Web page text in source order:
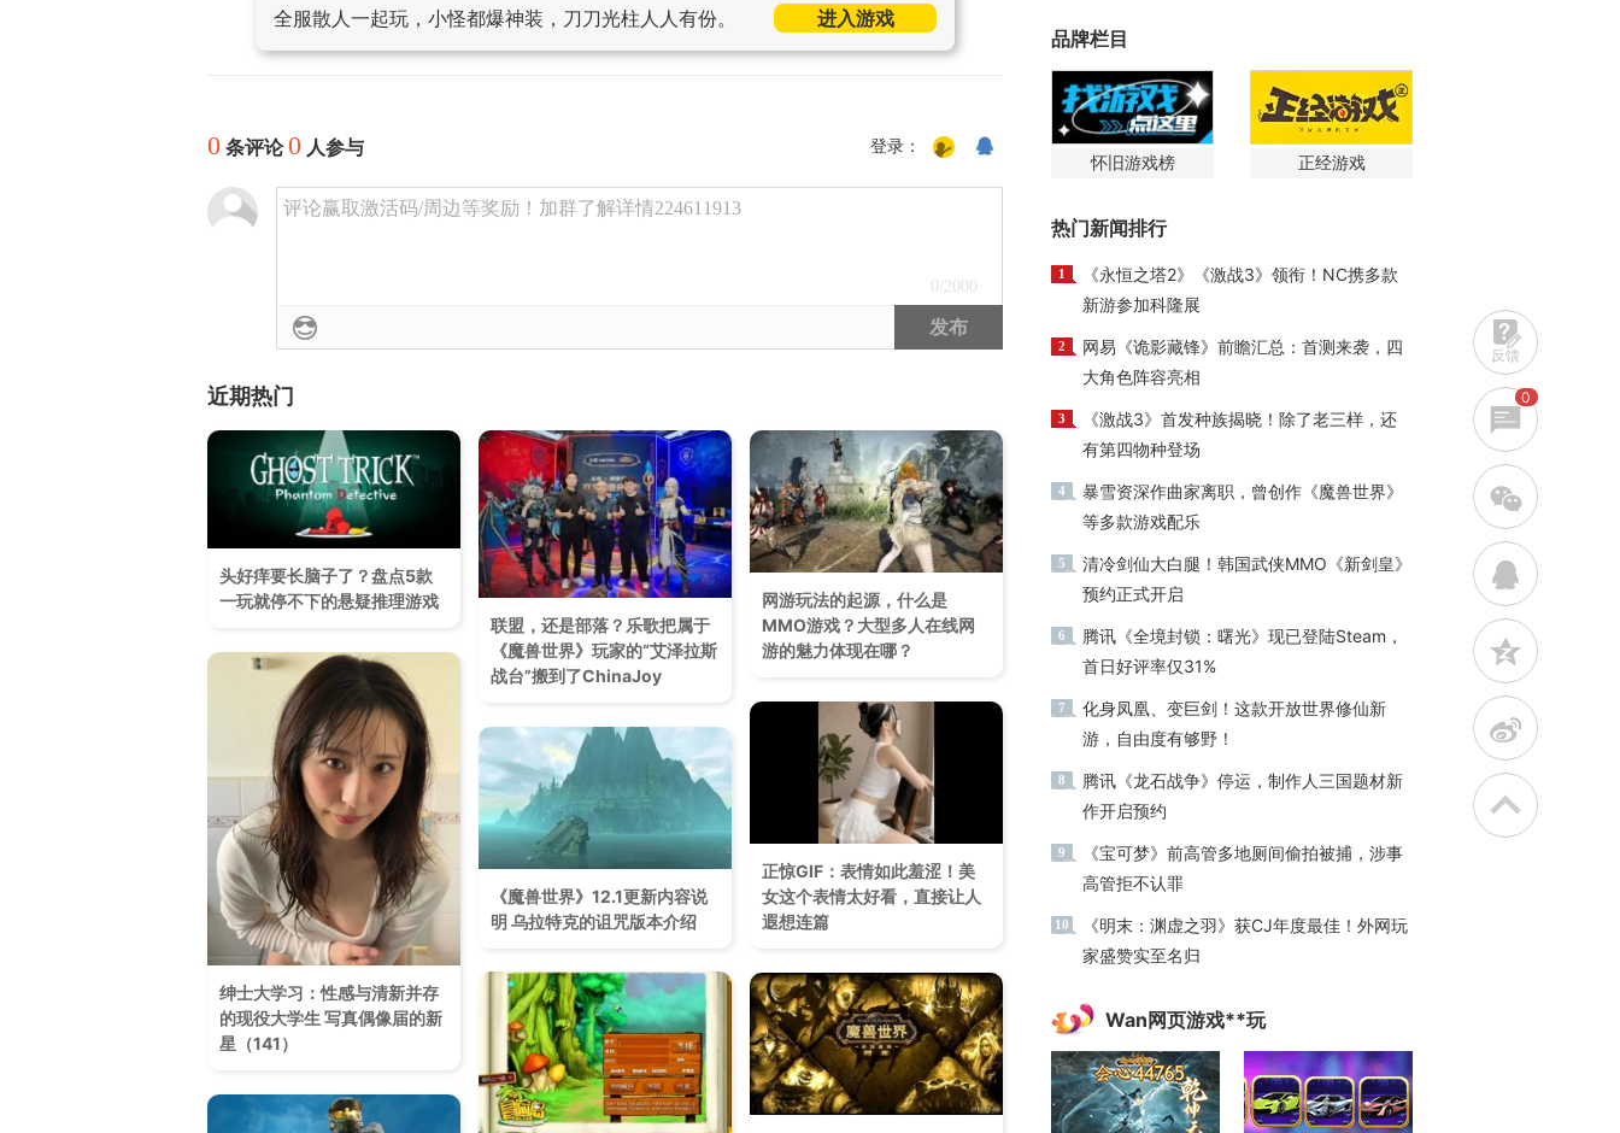
全服散人一起玩，小怪都爆神装，刀刀光柱人人有份。 进入游戏
0 条评论0 人参与 登录：
评论赢取激活码/周边等奖励！加群了解详情224611913
0 /2000
发布
近期热门
头好痒要长脑子了？盘点5款
一玩就停不下的悬疑推理游戏
联盟，还是部落？乐歌把属于
《魔兽世界》玩家的“艾泽拉斯
战台”搬到了ChinaJoy
网游玩法的起源，什么是
MMO游戏？大型多人在线网
游的魅力体现在哪？
绅士大学习：性感与清新并存
的现役大学生 写真偶像届的新
星（141）
正惊GIF：表情如此羞涩！美
女这个表情太好看，直接让人
遐想连篇
《魔兽世界》12.1更新内容说
明 乌拉特克的诅咒版本介绍
品牌栏目
怀旧游戏榜 正经游戏
热门新闻排行
1
《永恒之塔2》《激战3》领衔！NC携多款
新游参加科隆展
2
网易《诡影藏锋》前瞻汇总：首测来袭，四
大角色阵容亮相
3
《激战3》首发种族揭晓！除了老三样，还
有第四物种登场
4
暴雪资深作曲家离职，曾创作《魔兽世界》
等多款游戏配乐
5
清冷剑仙大白腿！韩国武侠MMO《新剑皇》
预约正式开启
6
腾讯《全境封锁：曙光》现已登陆Steam，
首日好评率仅31%
7
化身凤凰、变巨剑！这款开放世界修仙新
游，自由度有够野！
8
腾讯《龙石战争》停运，制作人三国题材新
作开启预约
9
《宝可梦》前高管多地厕间偷拍被捕，涉事
高管拒不认罪
10
《明末：渊虚之羽》获CJ年度最佳！外网玩
家盛赞实至名归
Wan网页游戏**玩
反馈
0
w
q
z
t